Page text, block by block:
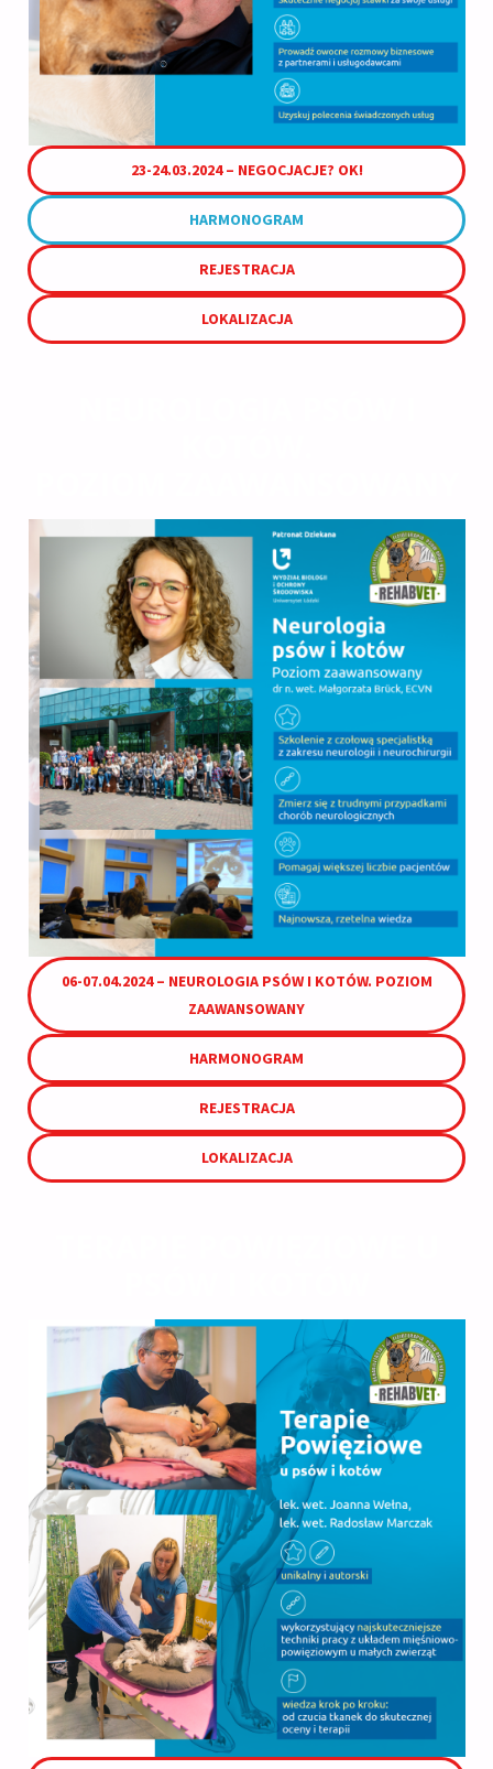
23-24.03.2024 – NEGOCJACJE? OK!
HARMONOGRAM
REJESTRACJA
LOKALIZACJA
06-07.04.2024 – NEUROLOGIA PSÓW I KOTÓW. POZIOM
ZAAWANSOWANY
HARMONOGRAM
REJESTRACJA
LOKALIZACJA